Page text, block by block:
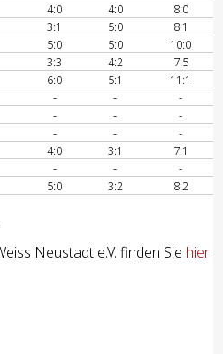
4:0 4:0
8:0
3:1 5:0
8:1
5:0 5:0
10:0
3:3 4:2
7:5
6:0 5:1
11:1
- -
-
- -
-
- -
-
4:0 3:1
7:1
- -
-
5:0 3:2 8:2
Neustadt e.V. finden Sie hier